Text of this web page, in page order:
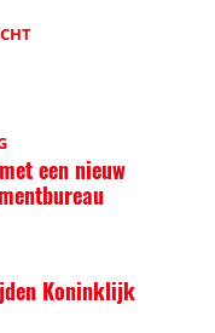
een nieuw
Koninklijk